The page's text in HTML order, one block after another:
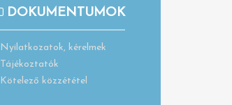
DOKUMENTUMOK
Nyilatkozatok, kérelmek
Tájékoztatók
Kötelező közzététel